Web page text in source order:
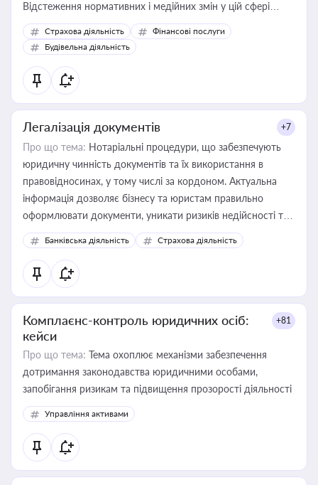
Відстеження нормативних і медійних змін у цій сфері
корисне для власника бізнесу, керівника, юриста або
бухгалтера під час оподаткування, приватизації, оренди
державного майна, корпоративних угод і перевірки
статусу суб'єктів оціночної діяльності
Страхова діяльність
Фінансові послуги
Будівельна діяльність
Легалізація документів +7
Про що тема: Нотаріальні процедури, що забезпечують
юридичну чинність документів та їх використання в
правовідносинах, у тому числі за кордоном. Актуальна
інформація дозволяє бізнесу та юристам правильно
оформлювати документи, уникати ризиків недійсності та
забезпечувати їх належне прийняття органами влади та
контрагентами
Банківська діяльність Страхова діяльність
Комплаєнс-контроль юридичних осіб:
кейси
+81
Про що тема: Тема охоплює механізми забезпечення
дотримання законодавства юридичними особами,
запобігання ризикам та підвищення прозорості діяльності
Управління активами